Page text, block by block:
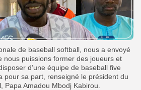
de baseball softball, nous a envoyé
nous puissions former des joueurs et
d’une équipe de baseball five
pour sa part, renseigné le président du
Papa Amadou Mbodj Kabirou.